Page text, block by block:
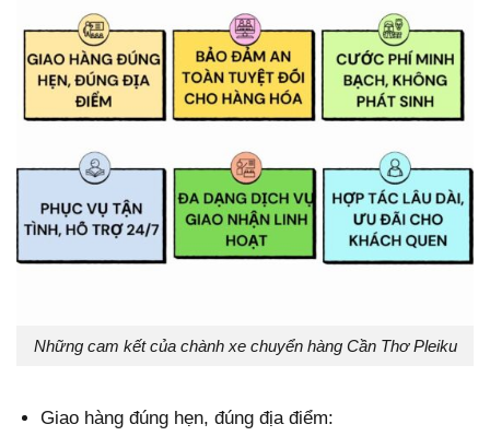
Những cam kết của chành xe chuyển hàng Cần Thơ Pleiku
Giao hàng đúng hẹn, đúng địa điểm: